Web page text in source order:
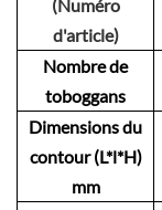
(Numéro
d'article)
Nombre de
toboggans
Dimensions du
contour (L*l*H)
mm